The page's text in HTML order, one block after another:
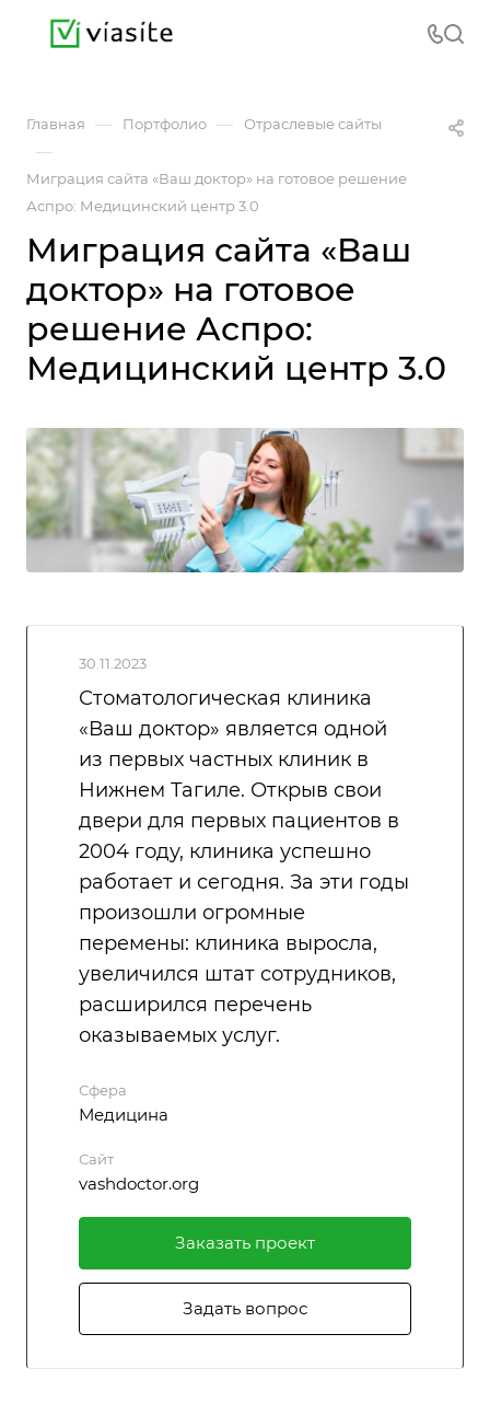
Главная — Портфолио — Отраслевые сайты
—
Миграция сайта «Ваш доктор» на готовое решение
Аспро: Медицинский центр 3.0
Миграция сайта «Ваш
доктор» на готовое
решение Аспро:
Медицинский центр 3.0
30.11.2023
Стоматологическая клиника
«Ваш доктор» является одной
из первых частных клиник в
Нижнем Тагиле. Открыв свои
двери для первых пациентов в
2004 году, клиника успешно
работает и сегодня. За эти годы
произошли огромные
перемены: клиника выросла,
увеличился штат сотрудников,
расширился перечень
оказываемых услуг.
Сфера
Медицина
Сайт
vashdoctor.org
Заказать проект
Задать вопрос